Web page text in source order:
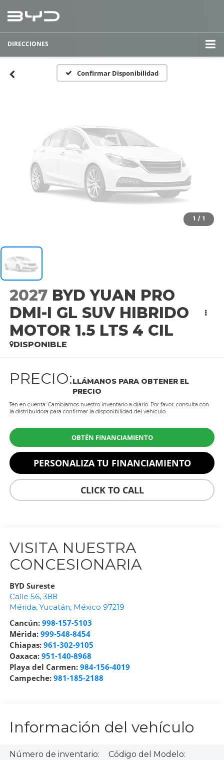
DIRECCIONES
Confirmar Disponibilidad
Por favor, revise luego
1 / 1
2027 BYD YUAN PRO
DMI-I GL SUV HIBRIDO
MOTOR 1.5 LTS 4 CIL
DISPONIBLE
PRECIO:LLÁMANOS PARA OBTENER EL
PRECIO
Ten en cuenta: Cambiamos nuestro inventario a diario. Por favor, consulta con
la distribuidora para confirmar la disponibilidad del vehículo.
OBTÉN FINANCIAMIENTO
PERSONALIZA TU FINANCIAMIENTO
CLICK TO CALL
VISITA NUESTRA
CONCESIONARIA
BYD Sureste
Calle 56, 388
Mérida, Yucatán, México 97219
Cancún: 998-157-5103
Mérida: 999-548-8454
Chiapas: 961-302-9105
Oaxaca: 951-140-8968
Playa del Carmen: 984-156-4019
Campeche: 981-185-2188
Información del vehículo
Número de inventario:
Código del Modelo: